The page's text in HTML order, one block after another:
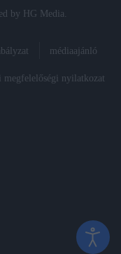
by HG Media.
médiaajánló
megfelelőségi nyilatkozat